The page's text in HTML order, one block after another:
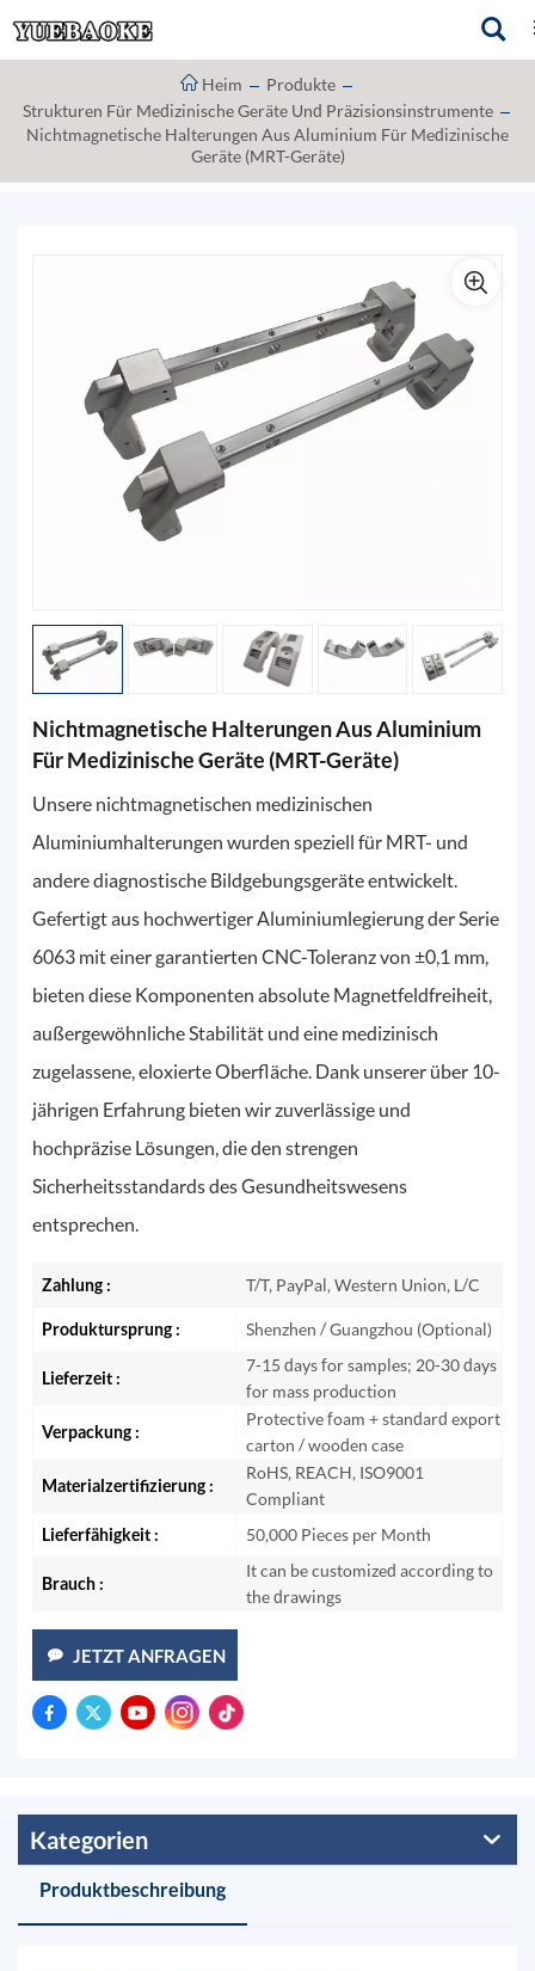
Heim
Produkte
Strukturen Für Medizinische Geräte Und Präzisionsinstrumente
Nichtmagnetische Halterungen Aus Aluminium Für Medizinische
Geräte (MRT-Geräte)
Nichtmagnetische Halterungen Aus Aluminium
Für Medizinische Geräte (MRT-Geräte)
Unsere nichtmagnetischen medizinischen
Aluminiumhalterungen wurden speziell für MRT- und
andere diagnostische Bildgebungsgeräte entwickelt.
Gefertigt aus hochwertiger Aluminiumlegierung der Serie
6063 mit einer garantierten CNC-Toleranz von ±0,1 mm,
bieten diese Komponenten absolute Magnetfeldfreiheit,
außergewöhnliche Stabilität und eine medizinisch
zugelassene, eloxierte Oberfläche. Dank unserer über 10-
jährigen Erfahrung bieten wir zuverlässige und
hochpräzise Lösungen, die den strengen
Sicherheitsstandards des Gesundheitswesens
entsprechen.
Zahlung : T/T, PayPal, Western Union, L/C
Produktursprung : Shenzhen / Guangzhou (Optional)
Lieferzeit :
7-15 days for samples; 20-30 days
for mass production
Verpackung :
Protective foam + standard export
carton / wooden case
Materialzertifizierung :
RoHS, REACH, ISO9001
Compliant
Lieferfähigkeit :
50,000 Pieces per Month
Brauch :
It can be customized according to
the drawings
JETZT ANFRAGEN
Kategorien
Produktbeschreibung